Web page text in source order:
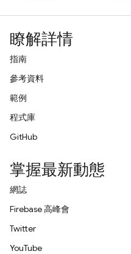
瞭解詳情
指南
參考資料
範例
程式庫
GitHub
掌握最新動態
網誌
Firebase 高峰會
Twitter
YouTube